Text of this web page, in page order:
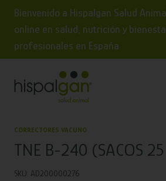
Bienvenido a Hispalgan Salud
online en salud, nutrición y
profesionales en España
CORRECTORES VACUNO
TNE B-240 (SACOS
SKU: AD200000276